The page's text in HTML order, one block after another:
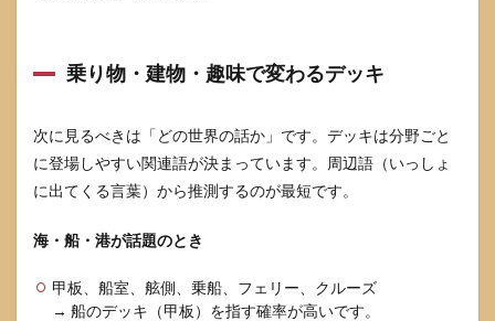
乗り物・建物・趣味で変わるデッキ
次に見るべきは「どの世界の話か」です。デッキは分野ごと
に登場しやすい関連語が決まっています。周辺語（いっしょ
に出てくる言葉）から推測するのが最短です。
海・船・港が話題のとき
甲板、船室、舷側、乗船、フェリー、クルーズ
→ 船のデッキ（甲板）を指す確率が高いです。